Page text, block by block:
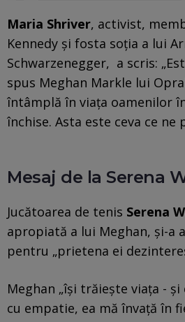
Maria Shriver, activist,
Kennedy şi fosta soţia a lui
Schwarzenegger, a scris:
spus Meghan Markle lui
întâmplă în viaţa oamenilor
închise. Asta este ceva ce
Mesaj de la Serena
Jucătoarea de tenis Serena
apropiată a lui Meghan, şi-a
pentru „prietena ei
Meghan „îşi trăieşte viaţa -
cu empatie, ea mă învaţă în